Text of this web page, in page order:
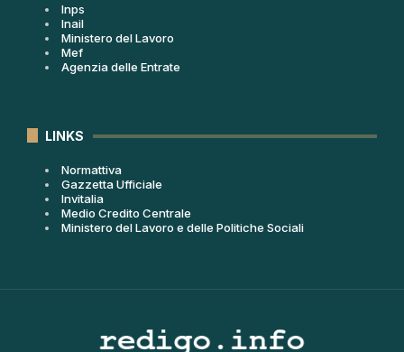
Inps
Inail
Ministero del Lavoro
Mef
Agenzia delle Entrate
LINKS
Normattiva
Gazzetta Ufficiale
Invitalia
Medio Credito Centrale
Ministero del Lavoro e delle Politiche Sociali